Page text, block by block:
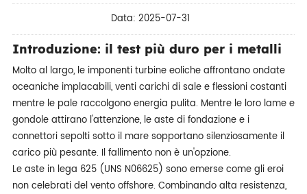
Data: 2025-07-31
Introduzione: il test più duro per i metalli
Molto al largo, le imponenti turbine eoliche affrontano ondate
oceaniche implacabili, venti carichi di sale e flessioni costanti
mentre le pale raccolgono energia pulita. Mentre le loro lame e
gondole attirano l'attenzione, le aste di fondazione e i
connettori sepolti sotto il mare sopportano silenziosamente il
carico più pesante. Il fallimento non è un'opzione.
Le aste in lega 625 (UNS N06625) sono emerse come gli eroi
non celebrati del vento offshore. Combinando alta resistenza,